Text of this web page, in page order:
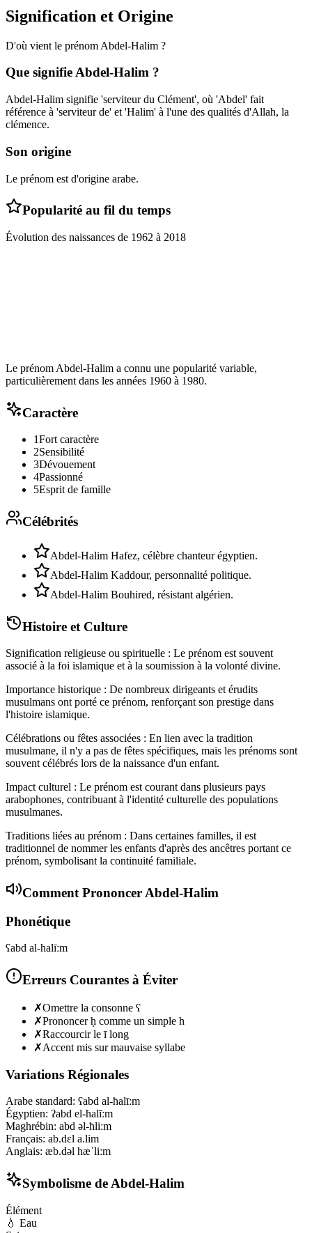
Signification et Origine
D'où vient le prénom Abdel-Halim ?
Que signifieAbdel-Halim ?
Abdel-Halim signifie 'serviteur du Clément', où 'Abdel' fait
référence à 'serviteur de' et 'Halim' à l'une des qualités d'Allah, la
clémence.
Son origine
Le prénom est d'origine arabe.
Popularité au fil du temps
Évolution des naissances de 1962 à 2018
Le prénom Abdel-Halim a connu une popularité variable,
particulièrement dans les années 1960 à 1980.
Caractère
1Fort caractère
2Sensibilité
3Dévouement
4Passionné
5Esprit de famille
Célébrités
Abdel-Halim Hafez, célèbre chanteur égyptien.
Abdel-Halim Kaddour, personnalité politique.
Abdel-Halim Bouhired, résistant algérien.
Histoire et Culture
Signification religieuse ou spirituelle : Le prénom est souvent
associé à la foi islamique et à la soumission à la volonté divine.
Importance historique : De nombreux dirigeants et érudits
musulmans ont porté ce prénom, renforçant son prestige dans
l'histoire islamique.
Célébrations ou fêtes associées : En lien avec la tradition
musulmane, il n'y a pas de fêtes spécifiques, mais les prénoms sont
souvent célébrés lors de la naissance d'un enfant.
Impact culturel : Le prénom est courant dans plusieurs pays
arabophones, contribuant à l'identité culturelle des populations
musulmanes.
Traditions liées au prénom : Dans certaines familles, il est
traditionnel de nommer les enfants d'après des ancêtres portant ce
prénom, symbolisant la continuité familiale.
Comment Prononcer Abdel-Halim
Phonétique
ʕabd al-ħalīːm
Erreurs Courantes à Éviter
✗Omettre la consonne ʕ
✗Prononcer ḥ comme un simple h
✗Raccourcir le ī long
✗Accent mis sur mauvaise syllabe
Variations Régionales
Arabe standard: ʕabd al-ħalīːm
Égyptien: ʔabd el-ħalīːm
Maghrébin: abd əl-ħliːm
Français: ab.dɛl a.lim
Anglais: æb.dəl hæˈliːm
Symbolisme de Abdel-Halim
Élément
💧 Eau